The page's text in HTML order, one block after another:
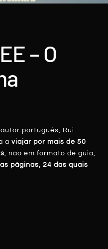
– O
português, Rui
aviajar por mais de 50
, não em formato de guia,
páginas, 24 das quais